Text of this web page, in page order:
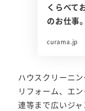
くらべて
のお仕事。
curama.jp
ハウスクリーニ
リフォーム、エ
連等まで広いジ